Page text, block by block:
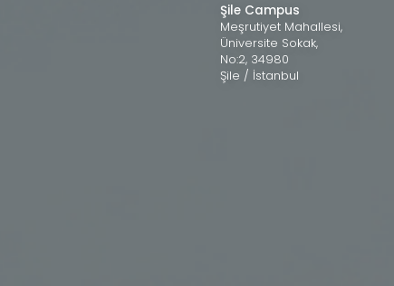
Şile Campus
Meşrutiyet Mahallesi,
Üniversite Sokak,
No:2, 34980
Şile / İstanbul